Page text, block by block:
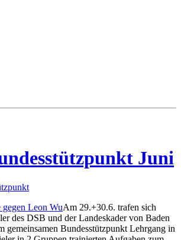
Juni
Am 29.+30.6. trafen sich
des DSB und der Landeskader von Baden
gemeinsamen Bundesstützpunkt Lehrgang in